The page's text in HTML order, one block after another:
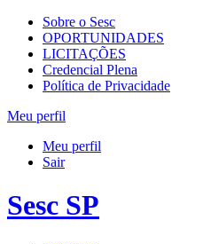
Sobre o Sesc
OPORTUNIDADES
LICITAÇÕES
Credencial Plena
Política de Privacidade
Meu perfil
Meu perfil
Sair
Sesc SP